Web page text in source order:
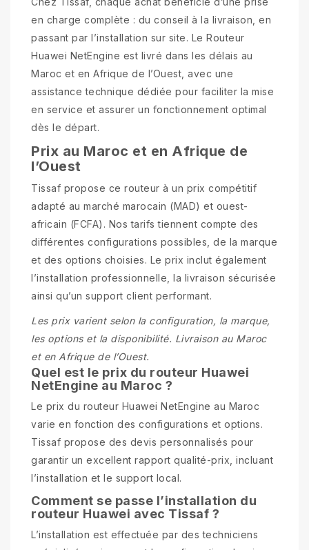
en charge complète : du conseil à la livraison, en
passant par l’installation sur site. Le Routeur
Huawei NetEngine est livré dans les délais au
Maroc et en Afrique de l’Ouest, avec une
assistance technique dédiée pour faciliter la mise
en service et assurer un fonctionnement optimal
dès le départ.
Prix au Maroc et en Afrique de
l’Ouest
Tissaf propose ce routeur à un prix compétitif
adapté au marché marocain (MAD) et ouest-
africain (FCFA). Nos tarifs tiennent compte des
différentes configurations possibles, de la marque
et des options choisies. Le prix inclut également
l’installation professionnelle, la livraison sécurisée
ainsi qu’un support client performant.
Les prix varient selon la configuration, la marque,
les options et la disponibilité. Livraison au Maroc
et en Afrique de l’Ouest.
Quel est le prix du routeur Huawei
NetEngine au Maroc ?
Le prix du routeur Huawei NetEngine au Maroc
varie en fonction des configurations et options.
Tissaf propose des devis personnalisés pour
garantir un excellent rapport qualité-prix, incluant
l’installation et le support local.
Comment se passe l’installation du
routeur Huawei avec Tissaf ?
L’installation est effectuée par des techniciens